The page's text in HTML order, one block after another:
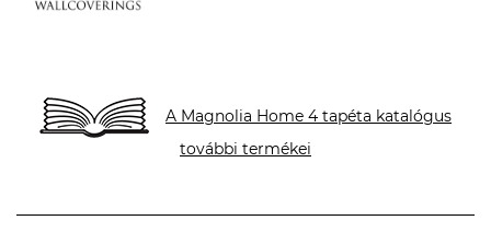
A Magnolia Home 4 tapéta katalógus
további termékei